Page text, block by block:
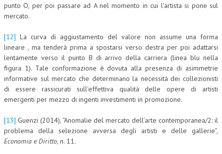
punto O, per poi passare ad A nel momento in cui l’artista si pone sul
mercato.
[12] La curva di aggiustamento del valore non assume una forma
lineare , ma tenderà prima a spostarsi verso destra per poi adattarsi
lentamente verso il punto B di arrivo della carriera (linea blu nella
figura 1). Tale conformazione è dovuta alla presenza di asimmetrie
informative sul mercato che determinano la necessità dei collezionisti
di essere rassicurati sull’effettiva qualità delle opere di artisti
emergenti per mezzo di ingenti investimenti in promozione.
[13] Guenzi (2014), “Anomalie del mercato dell’arte contemporanea/2: il
problema della selezione avversa degli artisti e delle gallerie”,
Economia e Diritto, n. 11.